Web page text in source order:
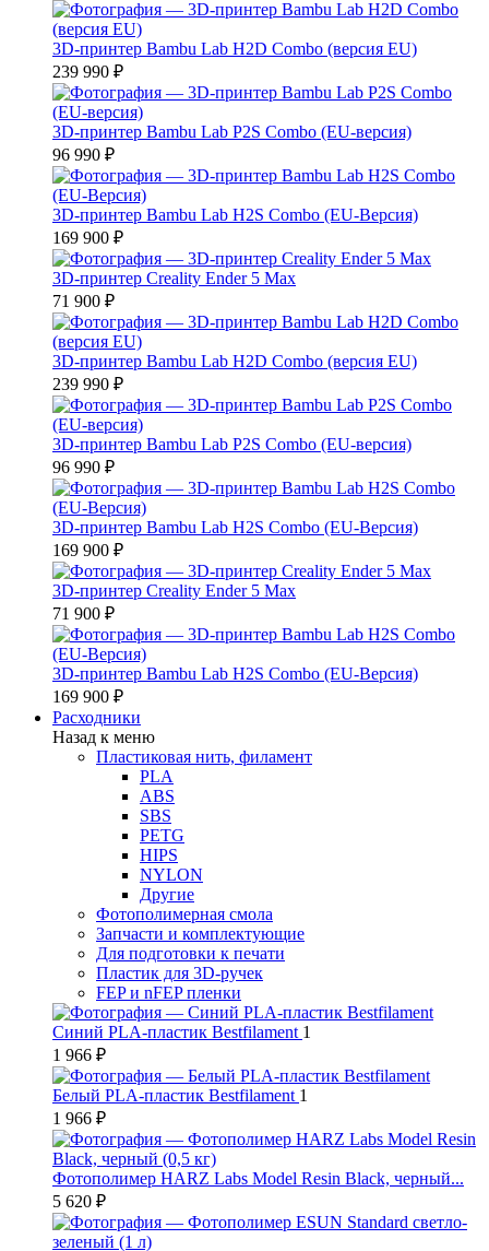
3D-принтер Bambu Lab H2D Combo (версия EU)
239 990 ₽
3D-принтер Bambu Lab P2S Combo (EU-версия)
96 990 ₽
3D-принтер Bambu Lab H2S Combo (EU-Версия)
169 900 ₽
3D-принтер Creality Ender 5 Max
71 900 ₽
3D-принтер Bambu Lab H2D Combo (версия EU)
239 990 ₽
3D-принтер Bambu Lab P2S Combo (EU-версия)
96 990 ₽
3D-принтер Bambu Lab H2S Combo (EU-Версия)
169 900 ₽
3D-принтер Creality Ender 5 Max
71 900 ₽
3D-принтер Bambu Lab H2S Combo (EU-Версия)
169 900 ₽
Расходники
Назад к меню
Пластиковая нить, филамент
PLA
ABS
SBS
PETG
HIPS
NYLON
Другие
Фотополимерная смола
Запчасти и комплектующие
Для подготовки к печати
Пластик для 3D-ручек
FEP и nFEP пленки
Синий PLA-пластик Bestfilament 1
1 966 ₽
Белый PLA-пластик Bestfilament 1
1 966 ₽
Фотополимер HARZ Labs Model Resin Black, черный...
5 620 ₽